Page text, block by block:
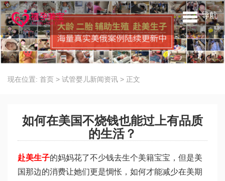
导航
现在位置: 首页 > 试管婴儿新闻资讯 > 正文
如何在美国不烧钱也能过上有品质
的生活？
赴美生子的妈妈花了不少钱去生个美籍宝宝，但是美
国那边的消费让她们更是惆怅，如何才能减少在美期